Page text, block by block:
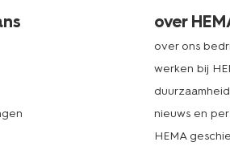
over
over ons
werken bij
duurzaamheid
nieuws en
HEMA